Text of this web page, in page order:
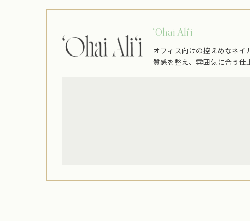
‘Ohai Ali‘i
オフィス向けの控えめなネイ
質感を整え、雰囲気に合う仕